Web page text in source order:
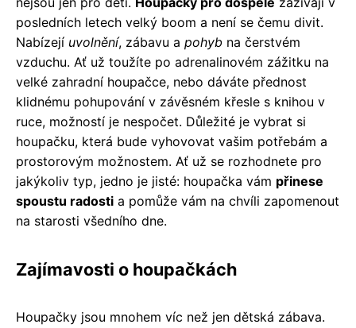
posledních letech velký boom a není se čemu divit.
Nabízejí uvolnění, zábavu a pohyb na čerstvém
vzduchu. Ať už toužíte po adrenalinovém zážitku na
velké zahradní houpačce, nebo dáváte přednost
klidnému pohupování v závěsném křesle s knihou v
ruce, možností je nespočet. Důležité je vybrat si
houpačku, která bude vyhovovat vašim potřebám a
prostorovým možnostem. Ať už se rozhodnete pro
jakýkoliv typ, jedno je jisté: houpačka vám přinese
spoustu radosti a pomůže vám na chvíli zapomenout
na starosti všedního dne.
Zajímavosti o houpačkách
Houpačky jsou mnohem víc než jen dětská zábava.